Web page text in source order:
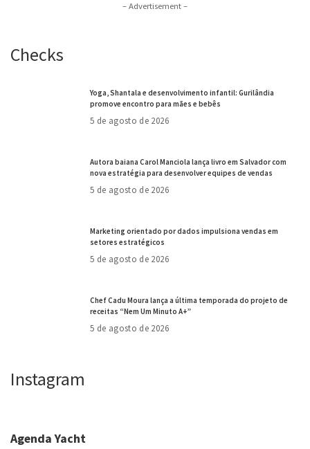
– Advertisement –
Checks
Yoga, Shantala e desenvolvimento infantil: Gurilândia
promove encontro para mães e bebês
5 de agosto de 2026
Autora baiana Carol Manciola lança livro em Salvador com
nova estratégia para desenvolver equipes de vendas
5 de agosto de 2026
Marketing orientado por dados impulsiona vendas em
setores estratégicos
5 de agosto de 2026
Chef Cadu Moura lança a última temporada do projeto de
receitas “Nem Um Minuto A+”
5 de agosto de 2026
Instagram
Agenda Yacht